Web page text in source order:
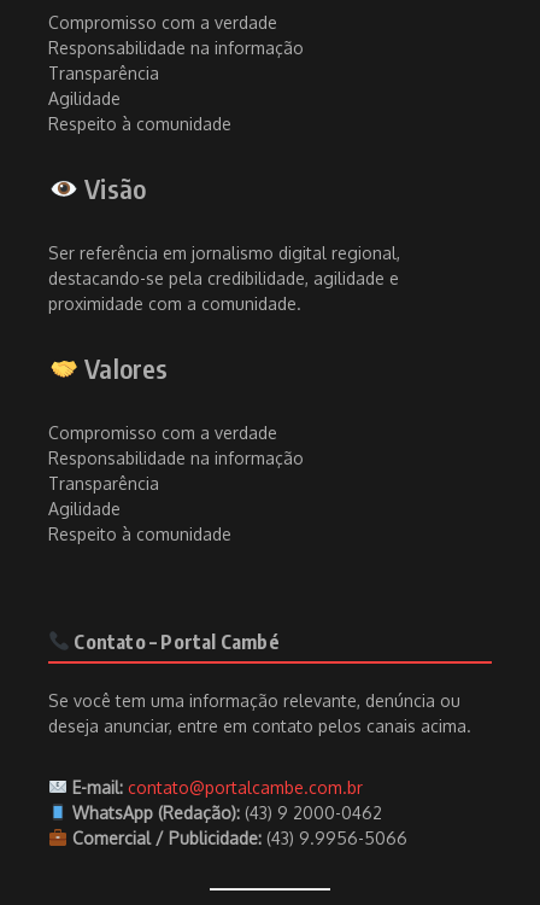
Compromisso com a verdade
Responsabilidade na informação
Transparência
Agilidade
Respeito à comunidade
Visão
Ser referência em jornalismo digital regional,
destacando-se pela credibilidade, agilidade e
proximidade com a comunidade.
Valores
Compromisso com a verdade
Responsabilidade na informação
Transparência
Agilidade
Respeito à comunidade
Contato – Portal Cambé
Se você tem uma informação relevante, denúncia ou
deseja anunciar, entre em contato pelos canais acima.
E-mail: contato@portalcambe.com.br
WhatsApp (Redação):(43) 9 2000-0462
Comercial / Publicidade:(43) 9.9956-5066